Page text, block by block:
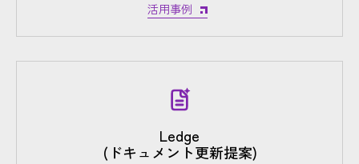
活用事例
Ledge
(ドキュメント更新提案)